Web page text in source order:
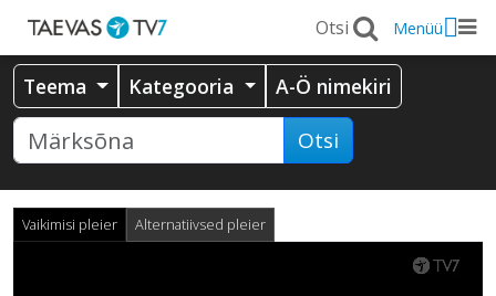
Menüü
Teema Kategooria A-Ö nimekiri
Otsi
Vaikimisi pleier Alternatiivsed pleier